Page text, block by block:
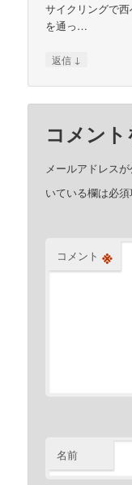
サイクリングで
を通っ…
返信 ↓
コメン
メールアドレス
いている欄は必
コメント ※
名前